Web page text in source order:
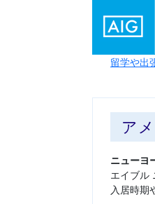
留学や出
ア
ニューヨ
エイブル
入居時期